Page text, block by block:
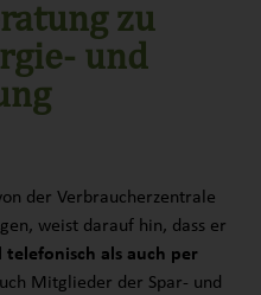
zu
und
der Verbraucherzentrale
weist darauf hin, dass er
als auch per
Mitglieder der Spar- und